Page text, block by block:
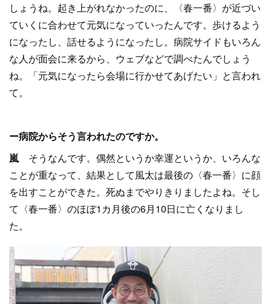
しょうね。起き上がれなかったのに、〈春一番〉が近づい
ていくに合わせて元気になっていったんです。歩けるよう
になったし、話せるようになったし。病院サイドもいろん
な人が面会に来るから、ウェブなどで調べたんでしょう
ね。「元気になったら会場に行かせてあげたい」と言われ
て。
ー病院からそう言われたのですか。
嵐 そうなんです。偶然というか幸運というか、いろんな
ことが重なって、結果として風太は最後の〈春一番〉に顔
を出すことができた。死ぬまでやりきりましたよね。そし
て〈春一番〉のほぼ1カ月後の6月10日に亡くなりまし
た。